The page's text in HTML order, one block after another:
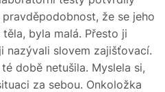
že se jeho
byla malá. Přesto ji
nazývali slovem zajišťovací.
době netušila. Myslela si,
za sebou. Onkoložka